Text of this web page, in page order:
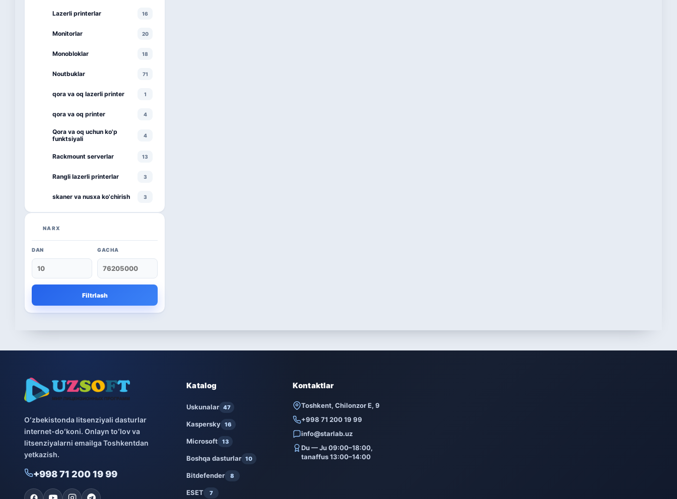
Lazerli printerlar 16
Monitorlar 20
Monobloklar 18
Noutbuklar 71
qora va oq lazerli printer 1
qora va oq printer 4
Qora va oq uchun ko'p
funktsiyali
4
Rackmount serverlar 13
Rangli lazerli printerlar 3
skaner va nusxa ko'chirish 3
Kaspersky
Microsoft 13
Avast
Dr.Web
Onlayn kinoteatr IVI
NARX
DAN GACHA
Filtrlash
Oʻzbekistonda litsenziyali dasturlar
internet-doʻkoni. Onlayn toʻlov va
litsenziyalarni emailga Toshkentdan
yetkazish.
+998 71 200 19 99
Katalog
Uskunalar 47
Kaspersky 16
Microsoft 13
Boshqa dasturlar 10
Bitdefender 8
ESET 7
Kontaktlar
Toshkent, Chilonzor E, 9
+998 71 200 19 99
info@starlab.uz
Du — Ju 09:00–18:00,
tanaffus 13:00–14:00